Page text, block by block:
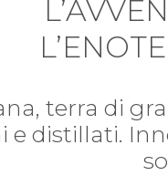
terra di
e distillati.